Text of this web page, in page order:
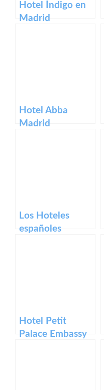
Hotel Índigo en
Madrid
Hotel Abba
Madrid
Los Hoteles
españoles
Hotel Petit
Palace Embassy